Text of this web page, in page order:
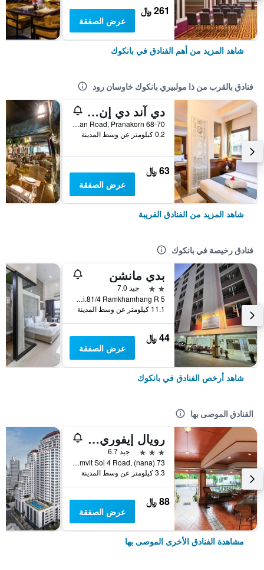
261 ﷼
عرض الصفقة
شاهد المزيد من أهم الفنادق في بانكوك
فنادق بالقرب من ذا مولبيري بانكوك خاوسان رود
دي آند دي إن كاوسان
68-70 Khaosan Road, Pranakorn, بانكوك, تايلاند
0.2 كيلومتر عن وسط المدينة
63 ﷼
عرض الصفقة
شاهد المزيد من الفنادق القريبة
فنادق رخيصة في بانكوك
بدي مانشن
2 نجمتين
جيد 7.0
5 Soi.81/4 Ramkhamhang R., بانكوك, تايلاند
11.1 كيلومتر عن وسط المدينة
44 ﷼
عرض الصفقة
شاهد أرخص الفنادق في بانكوك
الفنادق الموصى بها
رويال إيفوري سوكومفيت نانا
3 نجوم
جيد 6.7
73 Sukhumvit Soi 4 Road, (nana), بانكوك, تايلاند
3.3 كيلومتر عن وسط المدينة
88 ﷼
عرض الصفقة
مشاهدة الفنادق الأخرى الموصى بها